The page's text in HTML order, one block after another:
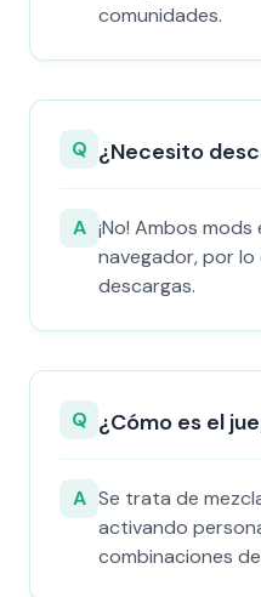
comunidades.
Q ¿Necesito
A ¡No! Ambos
navegador, por
descargas.
Q ¿Cómo es el
A Se trata de
activando
combinaciones